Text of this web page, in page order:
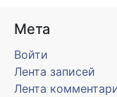
Мета
Войти
Лента записей
Лента